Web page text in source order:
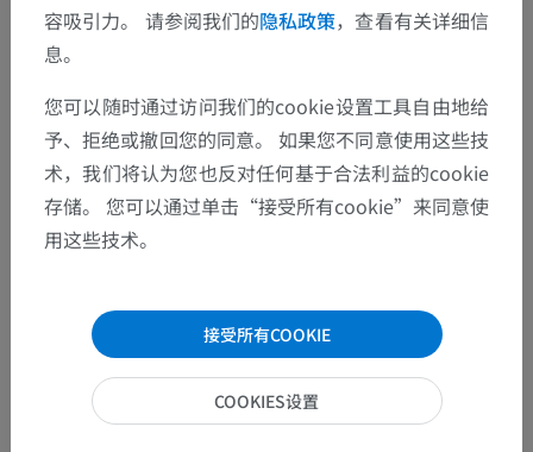
底层结构：
脉络丛
脉络组织
外侧隐窝
上髓帆
第四脑室正中孔
容吸引力。 请参阅我们的隐私政策，查看有关详细信
息。
您可以随时通过访问我们的cookie设置工具自由地给
予、拒绝或撤回您的同意。 如果您不同意使用这些技
术，我们将认为您也反对任何基于合法利益的cookie
存储。 您可以通过单击“接受所有cookie”来同意使
用这些技术。
接受所有COOKIE
COOKIES设置